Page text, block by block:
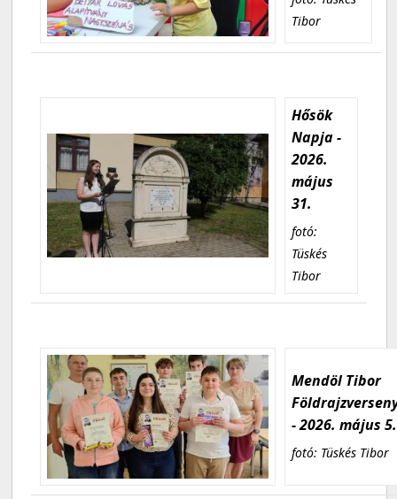
Tibor
Hősök
Napja -
2026.
május
31.
fotó:
Tüskés
Tibor
Mendöl Tibor
- 2026. május 5.
fotó: Tüskés Tibor